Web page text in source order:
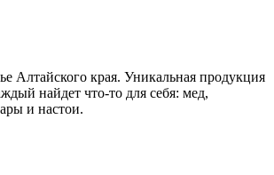
Алтайского края. Уникальная продукция
найдет что-то для себя: мед,
и настои.